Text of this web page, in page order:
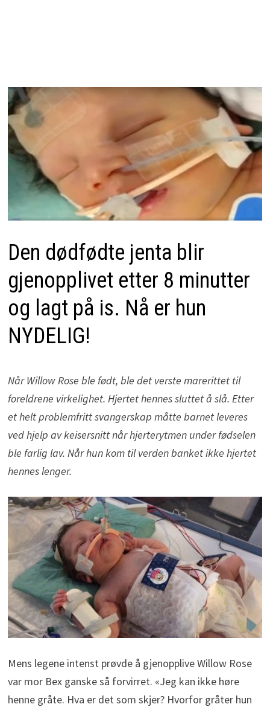
Den dødfødte jenta blir
gjenopplivet etter 8 minutter
og lagt på is. Nå er hun
NYDELIG!
Når Willow Rose ble født, ble det verste marerittet til
foreldrene virkelighet. Hjertet hennes sluttet å slå. Etter
et helt problemfritt svangerskap måtte barnet leveres
ved hjelp av keisersnitt når hjerterytmen under fødselen
ble farlig lav. Når hun kom til verden banket ikke hjertet
hennes lenger.
Mens legene intenst prøvde å gjenopplive Willow Rose
var mor Bex ganske så forvirret. «Jeg kan ikke høre
henne gråte. Hva er det som skjer? Hvorfor gråter hun